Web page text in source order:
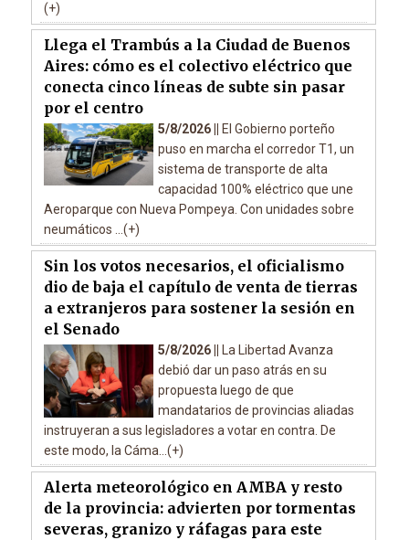
(+)
Llega el Trambús a la Ciudad de Buenos
Aires: cómo es el colectivo eléctrico que
conecta cinco líneas de subte sin pasar
por el centro
5/8/2026 ||
El Gobierno porteño
puso en marcha el corredor T1, un
sistema de transporte de alta
capacidad 100% eléctrico que une
Aeroparque con Nueva Pompeya. Con unidades sobre
neumáticos ...(+)
Sin los votos necesarios, el oficialismo
dio de baja el capítulo de venta de tierras
a extranjeros para sostener la sesión en
el Senado
5/8/2026 ||
La Libertad Avanza
debió dar un paso atrás en su
propuesta luego de que
mandatarios de provincias aliadas
instruyeran a sus legisladores a votar en contra. De
este modo, la Cáma...(+)
Alerta meteorológico en AMBA y resto
de la provincia: advierten por tormentas
severas, granizo y ráfagas para este